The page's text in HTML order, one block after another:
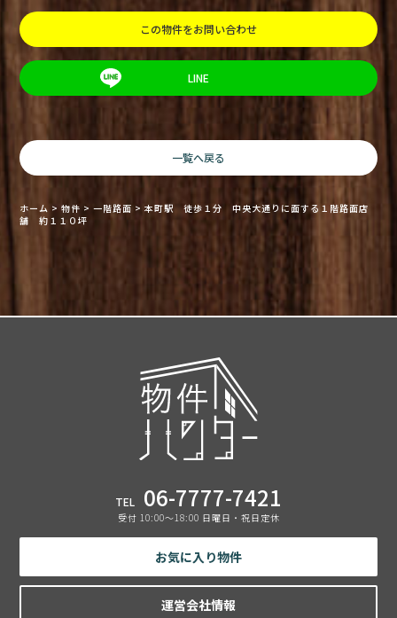
この物件をお問い合わせ
LINE
一覧へ戻る
ホーム >物件 >一階路面 >本町駅 徒歩１分 中央大通りに面する１階路面店
舗 約１１０坪
TEL 06-7777-7421
受付 10:00〜18:00 日曜日・祝日定休
お気に入り物件
運営会社情報